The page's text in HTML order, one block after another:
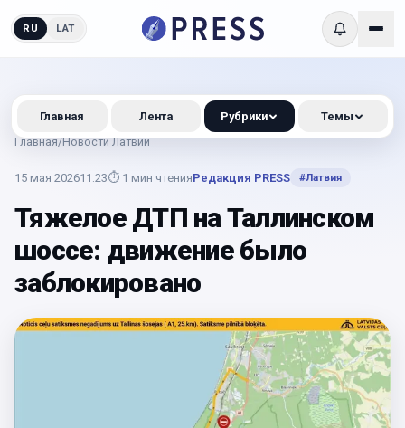
RU LAT
Главная/Новости Латвии
15 мая 202611:23⏱ 1 мин чтенияРедакция PRESS #Латвия
Тяжелое ДТП на Таллинском
шоссе: движение было
заблокировано
Главная Лента Рубрики Темы